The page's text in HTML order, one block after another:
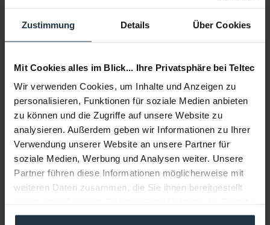
Zustimmung Details Über Cookies
Mit Cookies alles im Blick... Ihre Privatsphäre bei Teltec
Wir verwenden Cookies, um Inhalte und Anzeigen zu
personalisieren, Funktionen für soziale Medien anbieten
zu können und die Zugriffe auf unsere Website zu
analysieren. Außerdem geben wir Informationen zu Ihrer
Verwendung unserer Website an unsere Partner für
soziale Medien, Werbung und Analysen weiter. Unsere
Partner führen diese Informationen möglicherweise mit
weiteren Daten zusammen, die Sie ihnen bereitgestellt
gesammelt haben.
Beratung
Medien
Infos zu Hersteller & Produktsicherheit
Folgende Infos zum Hersteller sind verfübar...... mehr
Weitere Artikel von Hollyland ansehen